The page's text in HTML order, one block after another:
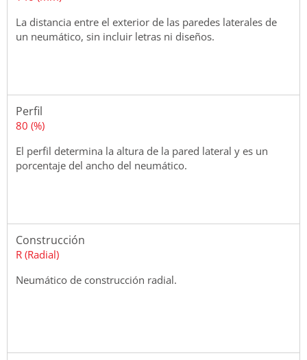
La distancia entre el exterior de las paredes laterales de
un neumático, sin incluir letras ni diseños.
Perfil
80 (%)
El perfil determina la altura de la pared lateral y es un
porcentaje del ancho del neumático.
Construcción
R (Radial)
Neumático de construcción radial.